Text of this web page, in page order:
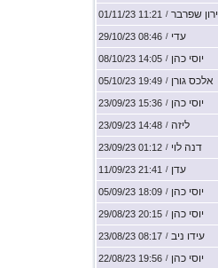
ירון שפרבר /
11:21 01/11/23
עדי /
08:46 29/10/23
יוסי כהן /
14:05 08/10/23
אלכס גורן /
19:49 05/10/23
יוסי כהן /
15:36 23/09/23
ליזה /
14:48 23/09/23
דנה לוי /
01:12 23/09/23
עדן /
21:41 11/09/23
יוסי כהן /
18:09 05/09/23
יוסי כהן /
20:15 29/08/23
עידו ניב /
08:17 23/08/23
יוסי כהן /
19:56 22/08/23